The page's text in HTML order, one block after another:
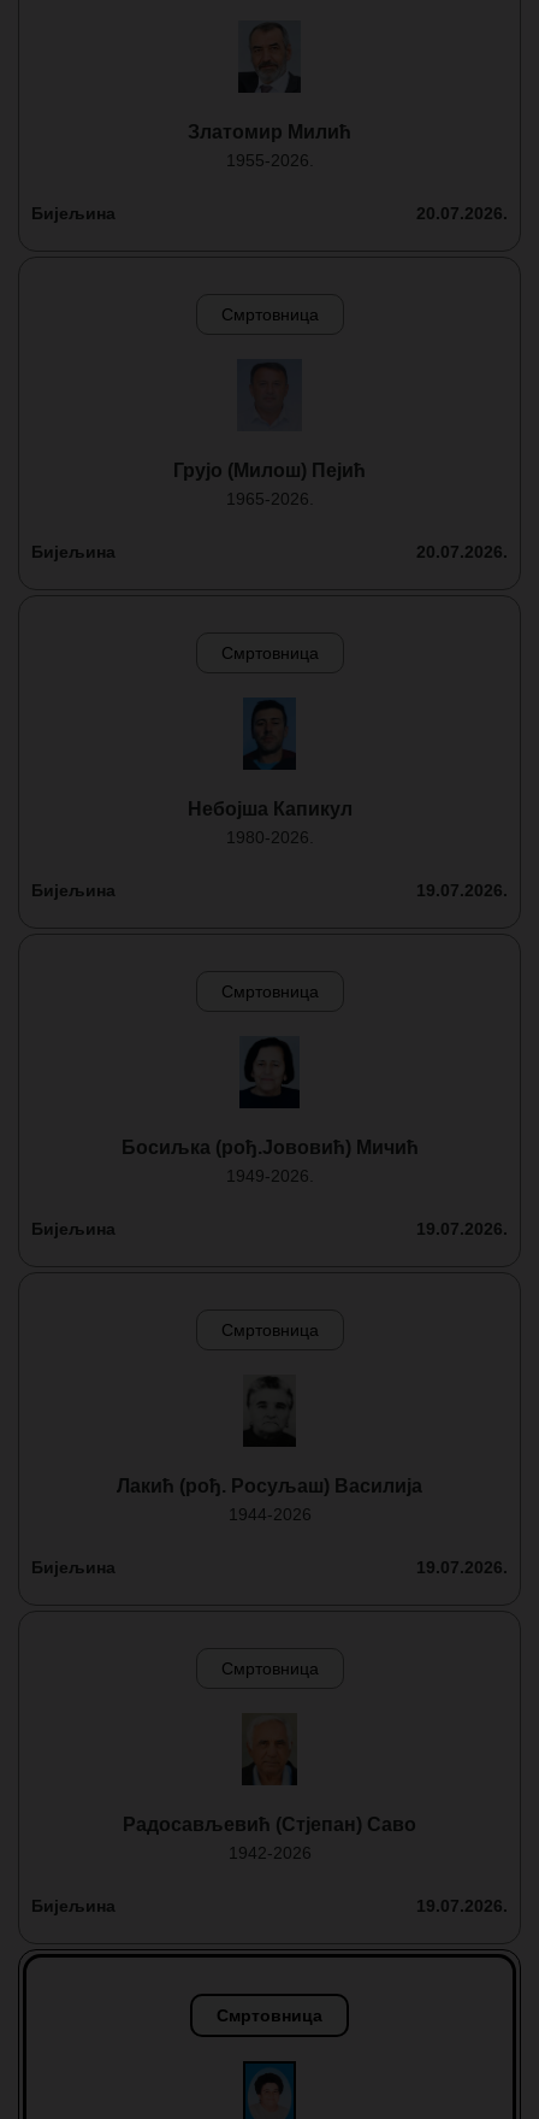
Златомир Милић
1955-2026.
Бијељина 20.07.2026.
Смртовница
Грујо (Милош) Пејић
1965-2026.
Бијељина 20.07.2026.
Смртовница
Небојша Капикул
1980-2026.
Бијељина 19.07.2026.
Смртовница
Босиљка (рођ.Јововић) Мичић
1949-2026.
Бијељина 19.07.2026.
Смртовница
Лакић (рођ. Росуљаш) Василија
1944-2026
Бијељина 19.07.2026.
Смртовница
Радосављевић (Стјепан) Саво
1942-2026
Бијељина 19.07.2026.
Смртовница